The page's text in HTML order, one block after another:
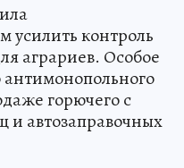
усилить контроль
аграриев. Особое
горючего с
и автозаправочных